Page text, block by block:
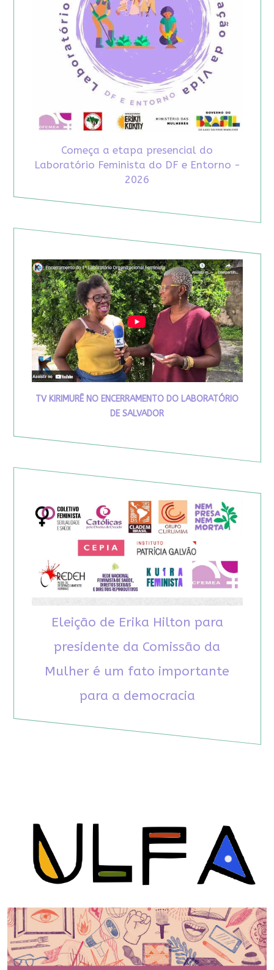
Começa a etapa presencial do
Laboratório Feminista do DF e Entorno -
2026
TV KIRIMURÊ NO ENCERRAMENTO DO LABORATÓRIO
DE SALVADOR
Eleição de Erika Hilton para
presidente da Comissão da
Mulher é um fato importante
para a democracia